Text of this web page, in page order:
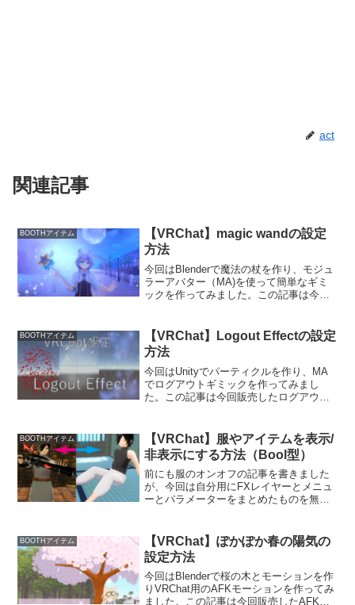
act
関連記事
BOOTHアイテム
【VRChat】magic wandの設定
方法
今回はBlenderで魔法の杖を作り、モジュ
ラーアバター（MA)を使って簡単なギミ
ックを作ってみました。この記事は今回
ん。magic wandはこちらから。今回...
BOOTHアイテム
【VRChat】Logout Effectの設定
方法
今回はUnityでパーティクルを作り、MA
でログアウトギミックを作ってみまし
た。この記事は今回販売したログアウト
すでにVCCからアバターをアップロード
できるまでの準備が...
BOOTHアイテム
【VRChat】服やアイテムを表示/
非表示にする方法（Bool型）
前にも服のオンオフの記事を書きました
が、今回は自分用にFXレイヤーとメニュ
ーとパラメーターをまとめたものを無料
んな感じでメニューからアイテムのオン
オフを切り替えることが...
BOOTHアイテム
【VRChat】ぽかぽか春の陽気の
設定方法
今回はBlenderで桜の木とモーションを作
りVRChat用のAFKモーションを作ってみ
ました。この記事は今回販売したAFKポ